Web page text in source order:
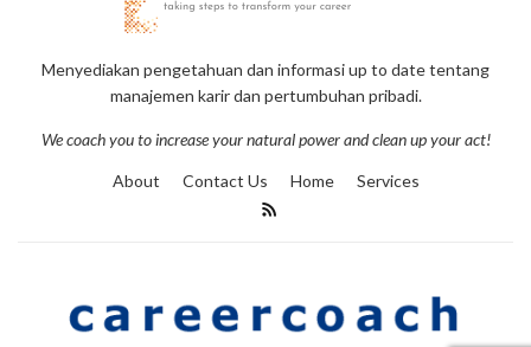
Menyediakan pengetahuan dan informasi up to date tentang
manajemen karir dan pertumbuhan pribadi.
We coach you to increase your natural power and clean up your act!
About Contact Us Home Services